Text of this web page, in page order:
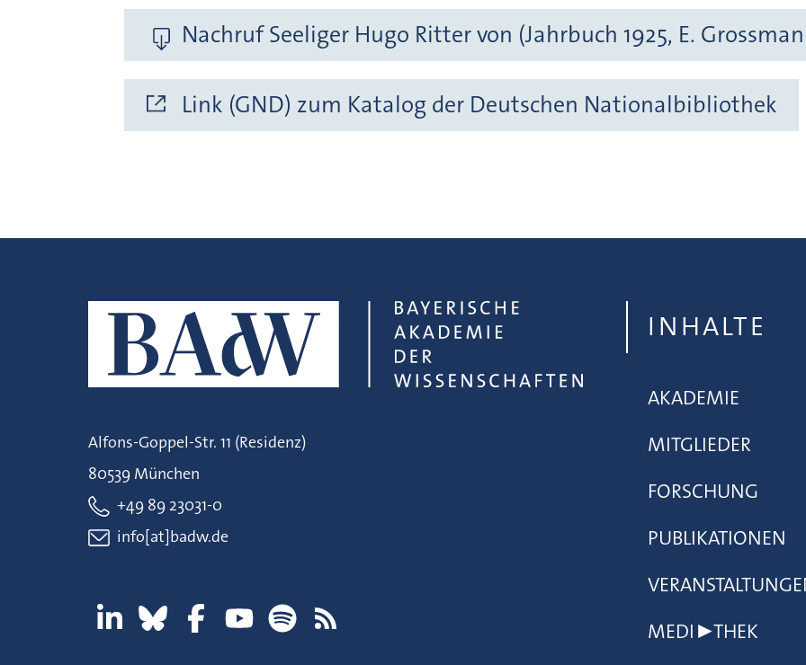
Nachruf Seeliger Hugo Ritter von (Jahrbuch 1925, E.
Link (GND) zum Katalog der Deutschen Nationalbibliothek
Alfons-Goppel-Str. 11 (Residenz)
80539 München
+49 89 23031-0
info[at]badw.de
INHALTE
AKADEMIE
MITGLIEDER
FORSCHUNG
PUBLIKATIONEN
MEDI▶THEK